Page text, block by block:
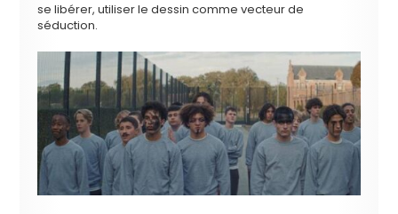
se libérer, utiliser le dessin comme vecteur de
séduction.